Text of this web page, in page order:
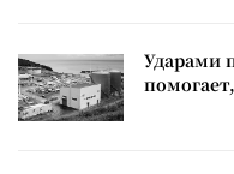
Ударами